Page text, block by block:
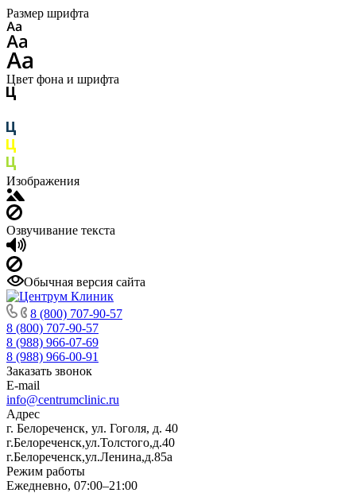
Размер шрифта
Цвет фона и шрифта
Изображения
Озвучивание текста
Обычная версия сайта
8 (800) 707-90-57
8 (800) 707-90-57
8 (988) 966-07-69
8 (988) 966-00-91
Заказать звонок
E-mail
info@centrumclinic.ru
Адрес
г. Белореченск, ул. Гоголя, д. 40
г.Белореченск,ул.Толстого,д.40
г.Белореченск,ул.Ленина,д.85а
Режим работы
Ежедневно, 07:00–21:00